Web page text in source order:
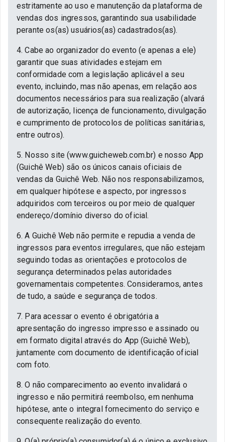
estritamente ao uso e manutenção da plataforma de
vendas dos ingressos, garantindo sua usabilidade
perante os(as) usuários(as) cadastrados(as).
4. Cabe ao organizador do evento (e apenas a ele)
garantir que suas atividades estejam em
conformidade com a legislação aplicável a seu
evento, incluindo, mas não apenas, em relação aos
documentos necessários para sua realização (alvará
de autorização, licença de funcionamento, divulgação
e cumprimento de protocolos de políticas sanitárias,
entre outros).
5. Nosso site (www.guicheweb.com.br) e nosso App
(Guichê Web) são os únicos canais oficiais de
vendas da Guichê Web. Não nos responsabilizamos,
em qualquer hipótese e aspecto, por ingressos
adquiridos com terceiros ou por meio de qualquer
endereço/domínio diverso do oficial.
6. A Guichê Web não permite e repudia a venda de
ingressos para eventos irregulares, que não estejam
seguindo todas as orientações e protocolos de
segurança determinados pelas autoridades
governamentais competentes. Consideramos, antes
de tudo, a saúde e segurança de todos.
7. Para acessar o evento é obrigatória a
apresentação do ingresso impresso e assinado ou
em formato digital através do App (Guichê Web),
juntamente com documento de identificação oficial
com foto.
8. O não comparecimento ao evento invalidará o
ingresso e não permitirá reembolso, em nenhuma
hipótese, ante o integral fornecimento do serviço e
consequente realização do evento.